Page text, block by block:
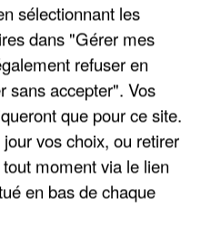
sélectionnant les
dans "Gérer mes
refuser en
sans accepter". Vos
que pour ce site.
vos choix, ou retirer
moment via le lien
en bas de chaque